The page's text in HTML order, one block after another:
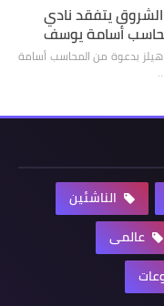
يتفقد نادي
أسامة يوسف
بدعوة من المحاسب أسامة
الناشئين
عالمى